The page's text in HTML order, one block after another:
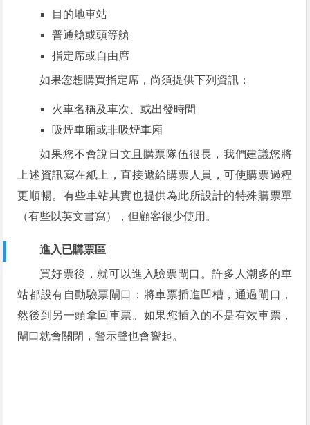
目的地車站
普通艙或頭等艙
指定席或自由席
如果您想購買指定席，尚須提供下列資訊：
火車名稱及車次、或出發時間
吸煙車廂或非吸煙車廂
如果您不會說日文且購票隊伍很長，我們建議您將
上述資訊寫在紙上，直接遞給購票人員，可使購票過程
更順暢。有些車站其實也提供為此所設計的特殊購票單
（有些以英文書寫），但顧客很少使用。
進入已購票區
買好票後，就可以進入驗票閘口。許多人潮多的車
站都設有自動驗票閘口：將車票插進凹槽，通過閘口，
然後到另一頭拿回車票。如果您插入的不是有效車票，
閘口就會關閉，警示聲也會響起。